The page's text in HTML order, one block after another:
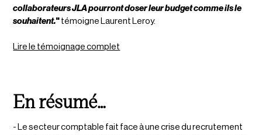
collaborateurs JLA pourront doser leur budget comme ils le
souhaitent." témoigne Laurent Leroy.
Lire le témoignage complet
En résumé…
- Le secteur comptable fait face à une crise du recrutement